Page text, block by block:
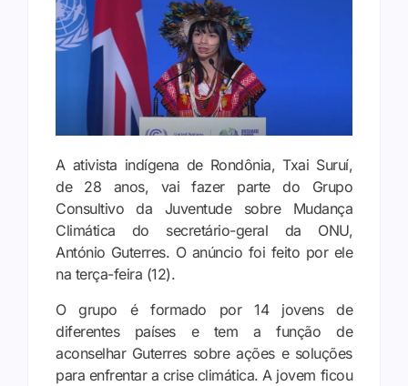
A ativista indígena de Rondônia, Txai Suruí,
de 28 anos, vai fazer parte do Grupo
Consultivo da Juventude sobre Mudança
Climática do secretário-geral da ONU,
António Guterres. O anúncio foi feito por ele
na terça-feira (12).
O grupo é formado por 14 jovens de
diferentes países e tem a função de
aconselhar Guterres sobre ações e soluções
para enfrentar a crise climática. A jovem ficou